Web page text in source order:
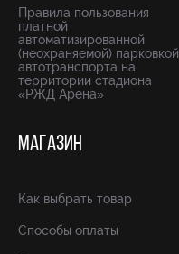
Правила пользования
платной
автоматизированной
(неохраняемой) парковкой
автотранспорта на
территории стадиона
«РЖД Арена»
МАГАЗИН
Как выбрать товар
Способы оплаты